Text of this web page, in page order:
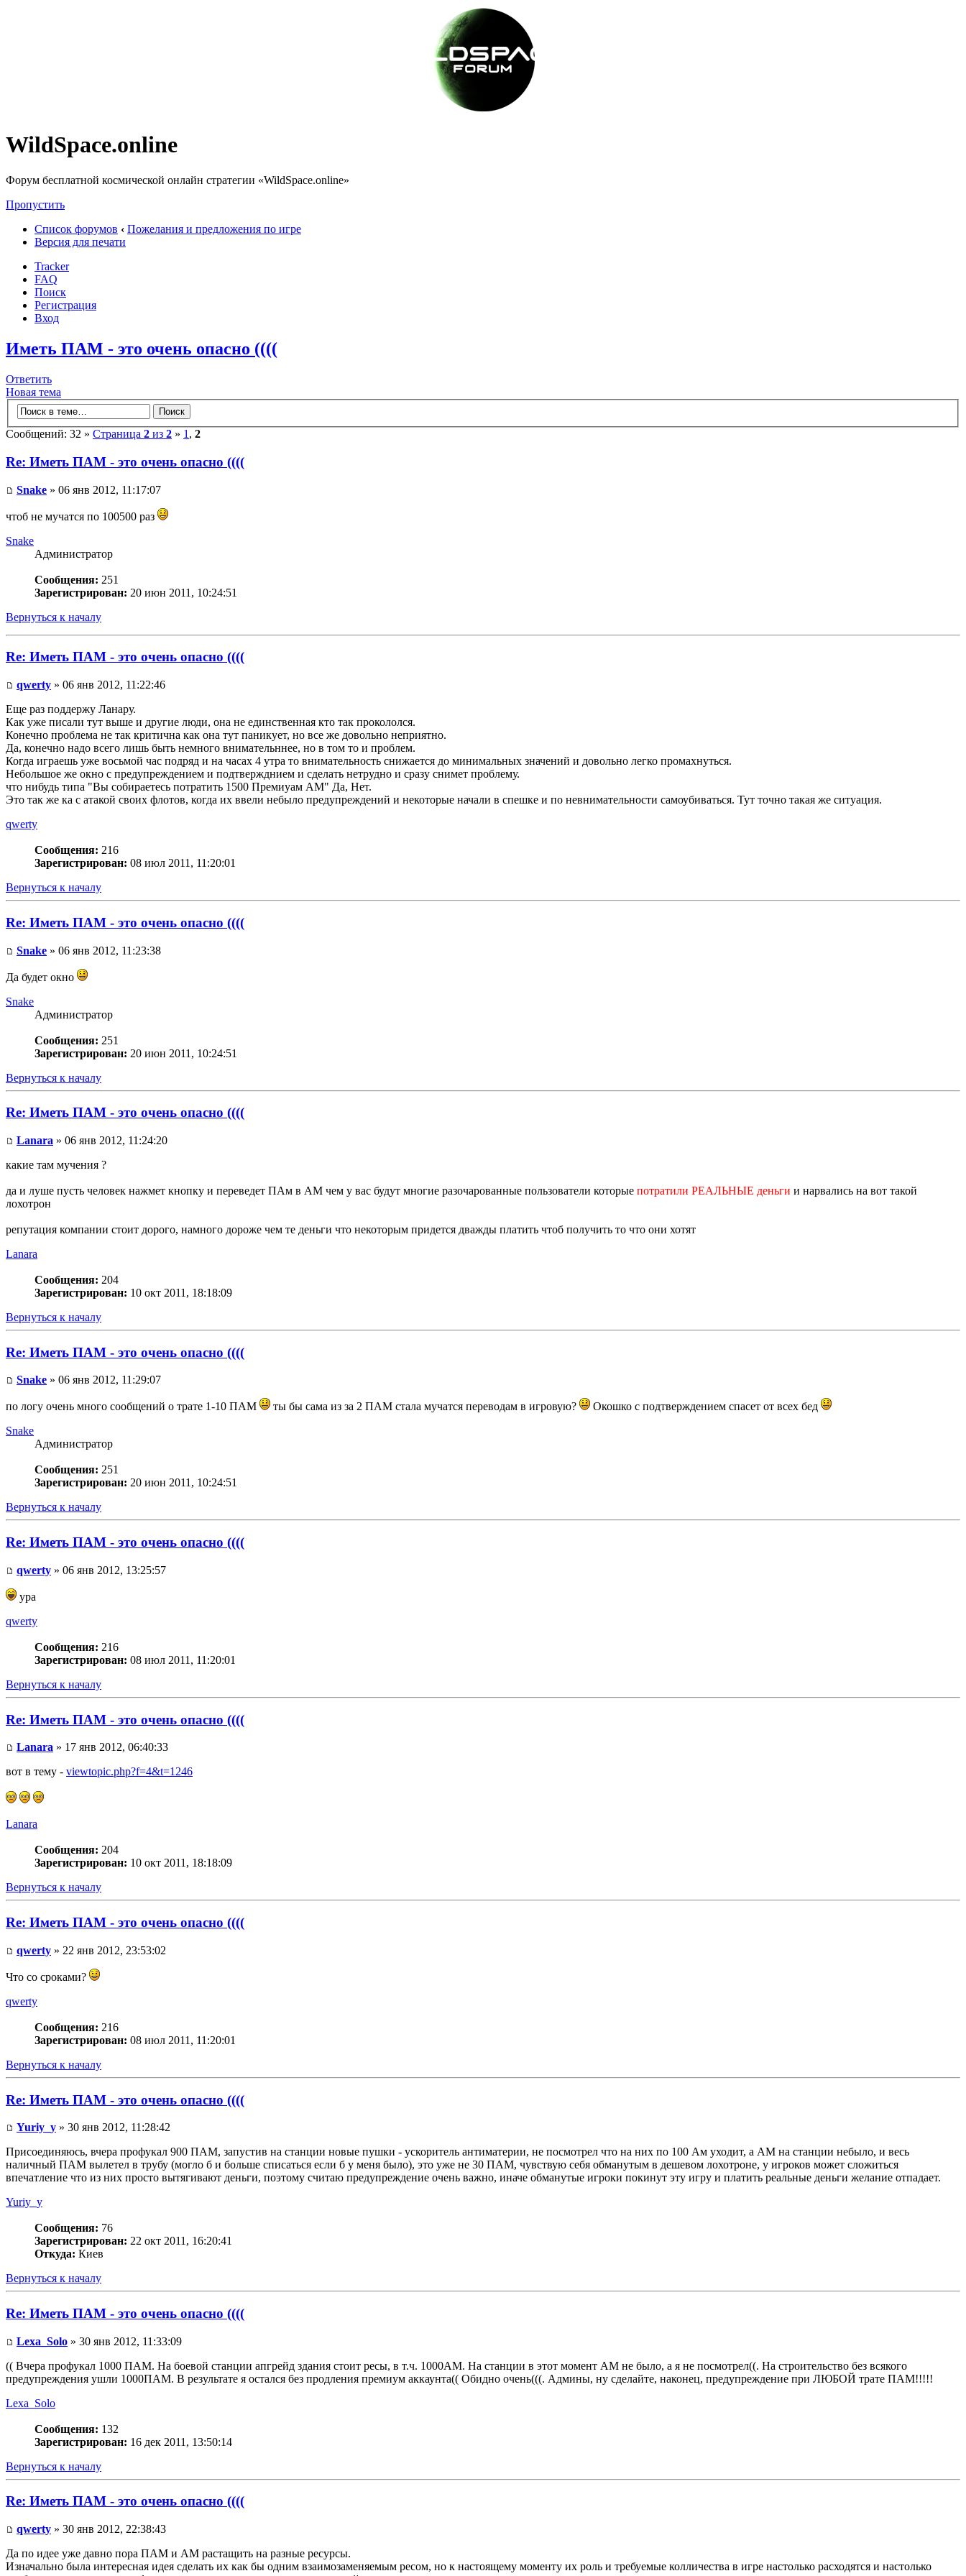
WildSpace.online
Форум бесплатной космической онлайн стратегии «WildSpace.online»
Пропустить
Список форумов ‹ Пожелания и предложения по игре
Версия для печати
Tracker
FAQ
Поиск
Регистрация
Вход
Иметь ПАМ - это очень опасно ((((
Ответить
Новая тема
Сообщений: 32 » Страница 2 из 2 » 1 , 2
Re: Иметь ПАМ - это очень опасно ((((
Snake » 06 янв 2012, 11:17:07
чтоб не мучатся по 100500 раз
Snake
Администратор
Сообщения: 251
Зарегистрирован: 20 июн 2011, 10:24:51
Вернуться к началу
Re: Иметь ПАМ - это очень опасно ((((
qwerty » 06 янв 2012, 11:22:46
Еще раз поддержу Ланару.
Как уже писали тут выше и другие люди, она не единственная кто так прокололся.
Конечно проблема не так критична как она тут паникует, но все же довольно неприятно.
Да, конечно надо всего лишь быть немного внимательннее, но в том то и проблем.
Когда играешь уже восьмой час подряд и на часах 4 утра то внимательность снижается до минимальных значений и довольно легко промахнуться.
Небольшое же окно с предупреждением и подтвержднием и сделать нетрудно и сразу снимет проблему.
что нибудь типа "Вы собираетесь потратить 1500 Премиуам АМ" Да, Нет.
Это так же ка с атакой своих флотов, когда их ввели небыло предупреждений и некоторые начали в спешке и по невнимательности самоубиваться. Тут точно такая же ситуация.
qwerty
Сообщения: 216
Зарегистрирован: 08 июл 2011, 11:20:01
Вернуться к началу
Re: Иметь ПАМ - это очень опасно ((((
Snake » 06 янв 2012, 11:23:38
Да будет окно
Snake
Администратор
Сообщения: 251
Зарегистрирован: 20 июн 2011, 10:24:51
Вернуться к началу
Re: Иметь ПАМ - это очень опасно ((((
Lanara » 06 янв 2012, 11:24:20
какие там мучения ?
да и луше пусть человек нажмет кнопку и переведет ПАм в АМ чем у вас будут многие разочарованные пользователи которые потратили РЕАЛЬНЫЕ деньги и нарвались на вот такой
лохотрон
репутация компании стоит дорого, намного дороже чем те деньги что некоторым придется дважды платить чтоб получить то что они хотят
Lanara
Сообщения: 204
Зарегистрирован: 10 окт 2011, 18:18:09
Вернуться к началу
Re: Иметь ПАМ - это очень опасно ((((
Snake » 06 янв 2012, 11:29:07
по логу очень много сообщений о трате 1-10 ПАМ ты бы сама из за 2 ПАМ стала мучатся переводам в игровую?
Окошко с подтверждением спасет от всех бед
Snake
Администратор
Сообщения: 251
Зарегистрирован: 20 июн 2011, 10:24:51
Вернуться к началу
Re: Иметь ПАМ - это очень опасно ((((
qwerty » 06 янв 2012, 13:25:57
ура
qwerty
Сообщения: 216
Зарегистрирован: 08 июл 2011, 11:20:01
Вернуться к началу
Re: Иметь ПАМ - это очень опасно ((((
Lanara » 17 янв 2012, 06:40:33
вот в тему - viewtopic.php?f=4&t=1246
Lanara
Сообщения: 204
Зарегистрирован: 10 окт 2011, 18:18:09
Вернуться к началу
Re: Иметь ПАМ - это очень опасно ((((
qwerty » 22 янв 2012, 23:53:02
Что со сроками?
qwerty
Сообщения: 216
Зарегистрирован: 08 июл 2011, 11:20:01
Вернуться к началу
Re: Иметь ПАМ - это очень опасно ((((
Yuriy_y » 30 янв 2012, 11:28:42
Присоединяюсь, вчера профукал 900 ПАМ, запустив на станции новые пушки - ускоритель антиматерии, не посмотрел что на них по 100 Ам уходит, а АМ на станции небыло, и весь
наличный ПАМ вылетел в трубу (могло б и больше списаться если б у меня было), это уже не 30 ПАМ, чувствую себя обманутым в дешевом лохотроне, у игроков может сложиться
впечатление что из них просто вытягивают деньги, поэтому считаю предупреждение очень важно, иначе обманутые игроки покинут эту игру и платить реальные деньги желание отпадает.
Yuriy_y
Сообщения: 76
Зарегистрирован: 22 окт 2011, 16:20:41
Откуда: Киев
Вернуться к началу
Re: Иметь ПАМ - это очень опасно ((((
Lexa_Solo » 30 янв 2012, 11:33:09
(( Вчера профукал 1000 ПАМ. На боевой станции апгрейд здания стоит ресы, в т.ч. 1000АМ. На станции в этот момент АМ не было, а я не посмотрел((. На строительство без всякого
предупреждения ушли 1000ПАМ. В результате я остался без продления премиум аккаунта(( Обидно очень(((. Админы, ну сделайте, наконец, предупреждение при ЛЮБОЙ трате ПАМ!!!!!
Lexa_Solo
Сообщения: 132
Зарегистрирован: 16 дек 2011, 13:50:14
Вернуться к началу
Re: Иметь ПАМ - это очень опасно ((((
qwerty » 30 янв 2012, 22:38:43
Да по идее уже давно пора ПАМ и АМ растащить на разные ресурсы.
Изначально была интересная идея сделать их как бы одним взаимозаменяемым ресом, но к настоящему моменту их роль и требуемые колличества в игре настолько расходятся и настолько